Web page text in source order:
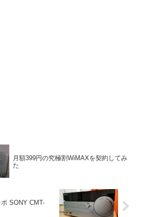
月額399円の究極割WiMAXを契約してみ
た
SONY CMT-